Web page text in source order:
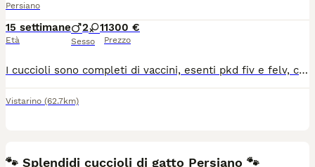
Persiano
15 settimane
Età
2 1
Sesso
1300 €
Prezzo
I cuccioli sono completi di vaccini, esenti pkd fiv e felv, certificati di buona salute, libretto sanitario, pedigree AFSI, altissima genealogia, allevamento riconosciuto WCF, no perditempo o curiosi, consulenza h24. I piccoli hanno un carattere dolcissimo e verranno consegnati direttamente da me. È gradita la presentazione.
Vistarino (62.7km)
🐾 Splendidi cuccioli di gatto Persiano 🐾